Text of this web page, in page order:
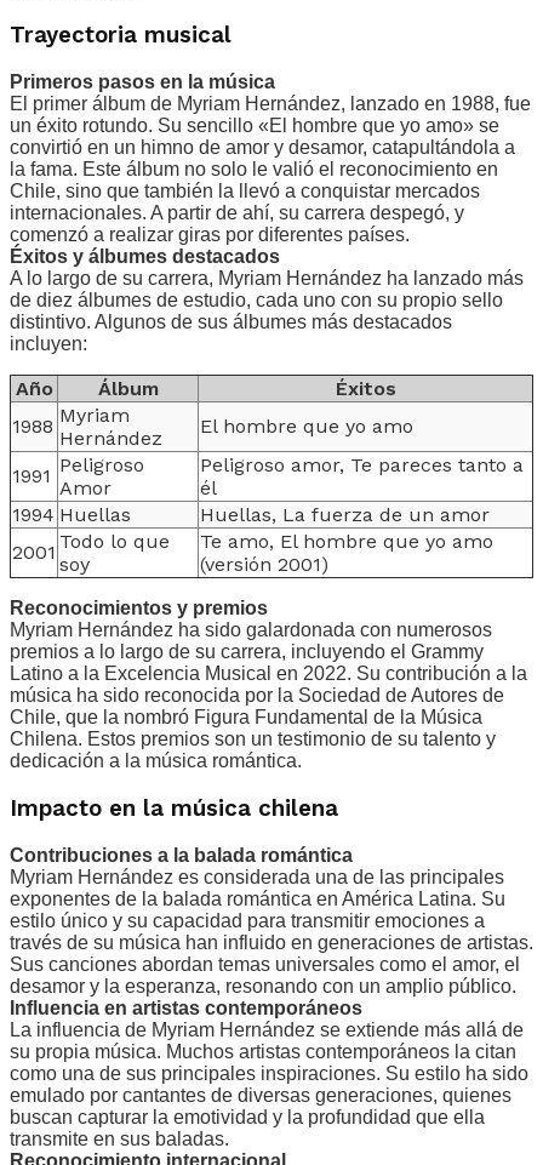
Trayectoria musical
Primeros pasos en la música
El primer álbum de Myriam Hernández, lanzado en 1988, fue
un éxito rotundo. Su sencillo «El hombre que yo amo» se
convirtió en un himno de amor y desamor, catapultándola a
la fama. Este álbum no solo le valió el reconocimiento en
Chile, sino que también la llevó a conquistar mercados
internacionales. A partir de ahí, su carrera despegó, y
comenzó a realizar giras por diferentes países.
Éxitos y álbumes destacados
A lo largo de su carrera, Myriam Hernández ha lanzado más
de diez álbumes de estudio, cada uno con su propio sello
distintivo. Algunos de sus álbumes más destacados
incluyen:
Año Álbum
Éxitos
1988 Myriam
Hernández
El hombre que yo amo
1991 Peligroso
Amor
Peligroso amor, Te pareces tanto a
él
1994 Huellas
Huellas, La fuerza de un amor
2001 Todo lo que
soy
Te amo, El hombre que yo amo
(versión 2001)
Reconocimientos y premios
Myriam Hernández ha sido galardonada con numerosos
premios a lo largo de su carrera, incluyendo el Grammy
Latino a la Excelencia Musical en 2022. Su contribución a la
música ha sido reconocida por la Sociedad de Autores de
Chile, que la nombró Figura Fundamental de la Música
Chilena. Estos premios son un testimonio de su talento y
dedicación a la música romántica.
Impacto en la música chilena
Contribuciones a la balada romántica
Myriam Hernández es considerada una de las principales
exponentes de la balada romántica en América Latina. Su
estilo único y su capacidad para transmitir emociones a
través de su música han influido en generaciones de artistas.
Sus canciones abordan temas universales como el amor, el
desamor y la esperanza, resonando con un amplio público.
Influencia en artistas contemporáneos
La influencia de Myriam Hernández se extiende más allá de
su propia música. Muchos artistas contemporáneos la citan
como una de sus principales inspiraciones. Su estilo ha sido
emulado por cantantes de diversas generaciones, quienes
buscan capturar la emotividad y la profundidad que ella
transmite en sus baladas.
Reconocimiento internacional